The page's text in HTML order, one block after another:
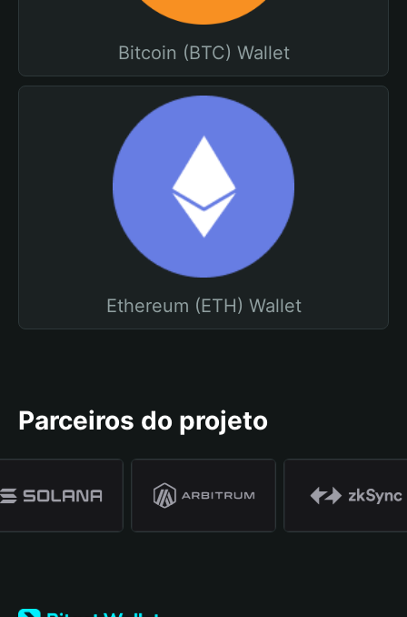
Bitcoin (BTC) Wallet
Ethereum (ETH) Wallet
Parceiros do projeto